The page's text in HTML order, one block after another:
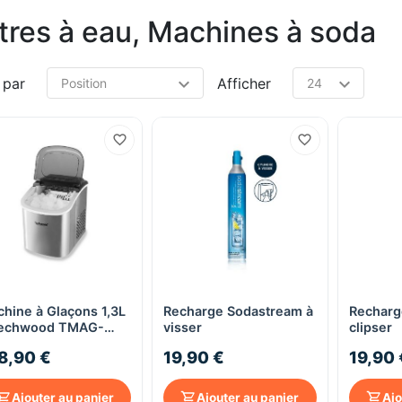
à eau, Machines à soda
Afficher
Aperçu rapide
à Glaçons 1,3L
TMAG-
€
Ajouter au panier
Aperçu rapide
Recharge Sodastream à
visser
19,90 €
Ajouter au panier
clipser
19,90